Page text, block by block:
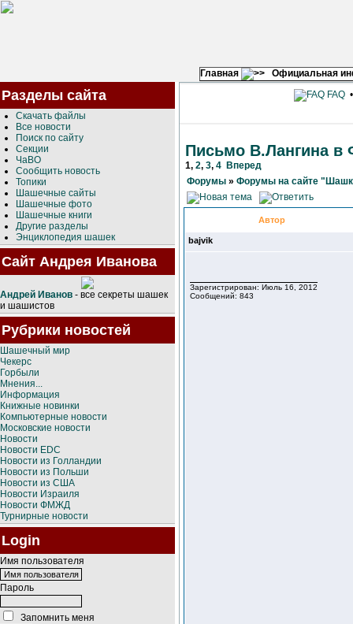
Главная
Официальная
Разделы сайта
Скачать файлы
Все новости
Поиск по сайту
Секции
ЧаВО
Сообщить новость
Топики
Шашечные сайты
Шашечные фото
Шашечные книги
Другие разделы
Энциклопедия шашек
Сайт Андрея Иванова
Андрей Иванов - все секреты шашек
и шашистов
Рубрики новостей
Шашечный мир
Чекерс
Горбыли
Мнения...
Информация
Книжные новинки
Компьютерные новости
Московские новости
Новости
Новости EDC
Новости из Голландии
Новости из Польши
Новости из США
Новости Израиля
Новости ФМЖД
Турнирные новости
Login
Имя пользователя
Пароль
Запомнить меня
FAQ•
Письмо В.Лангина
1, 2, 3, 4 Вперед
Форумы » Форумы на сайте
Автор
bajvik
Зарегистрирован: Июль 16, 2012
Сообщений: 843